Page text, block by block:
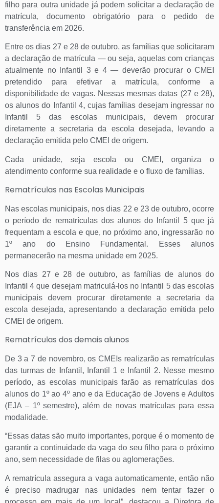
filho para outra unidade já podem solicitar a declaração de
matrícula, documento obrigatório para o pedido de
transferência em 2026.
Entre os dias 27 e 28 de outubro, as famílias que solicitaram
a declaração de matrícula — ou seja, aquelas com crianças
atualmente no Infantil 3 e 4 — deverão procurar o CMEI
pretendido para efetivar a matrícula, conforme a
disponibilidade de vagas. Nessas mesmas datas (27 e 28),
os alunos do Infantil 4, cujas famílias desejam ingressar no
Infantil 5 das escolas municipais, devem procurar
diretamente a secretaria da escola desejada, levando a
declaração emitida pelo CMEI de origem.
Cada unidade, seja escola ou CMEI, organiza o
atendimento conforme sua realidade e o fluxo de famílias.
Rematrículas nas Escolas Municipais
Nas escolas municipais, nos dias 22 e 23 de outubro, ocorre
o período de rematrículas dos alunos do Infantil 5 que já
frequentam a escola e que, no próximo ano, ingressarão no
1º ano do Ensino Fundamental. Esses alunos
permanecerão na mesma unidade em 2025.
Nos dias 27 e 28 de outubro, as famílias de alunos do
Infantil 4 que desejam matriculá-los no Infantil 5 das escolas
municipais devem procurar diretamente a secretaria da
escola desejada, apresentando a declaração emitida pelo
CMEI de origem.
Rematrículas dos demais alunos
De 3 a 7 de novembro, os CMEIs realizarão as rematrículas
das turmas de Infantil, Infantil 1 e Infantil 2. Nesse mesmo
período, as escolas municipais farão as rematrículas dos
alunos do 1º ao 4º ano e da Educação de Jovens e Adultos
(EJA – 1º semestre), além de novas matrículas para essa
modalidade.
“Essas datas são muito importantes, porque é o momento de
garantir a continuidade da vaga do seu filho para o próximo
ano, sem necessidade de filas ou aglomerações.
A rematrícula assegura a vaga automaticamente, então não
é preciso madrugar nas unidades nem tentar fazer o